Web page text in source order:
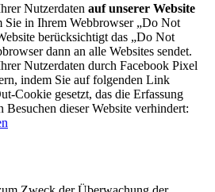
Nutzerdaten auf unserer Website
Sie in Ihrem Webbrowser „Do Not
berücksichtigt das „Do Not
dann an alle Websites sendet.
Nutzerdaten durch Facebook Pixel
indem Sie auf folgenden Link
Cookie gesetzt, das die Erfassung
dieser Website verhindert: